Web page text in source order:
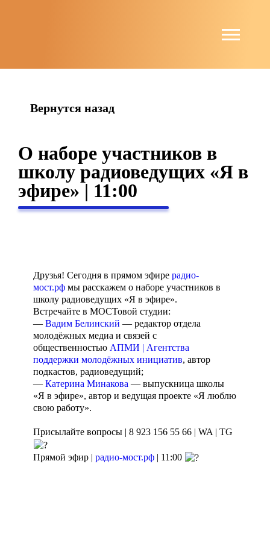
Вернутся назад
О наборе участников в
школу радиоведущих «Я в
эфире» | 11:00
Друзья! Сегодня в прямом эфире радио-
мост.рф мы расскажем о наборе участников в
школу радиоведущих «Я в эфире».
Встречайте в МОСТовой студии:
— Вадим Белинский — редактор отдела
молодёжных медиа и связей с
общественностью АПМИ | Агентства
поддержки молодёжных инициатив, автор
подкастов, радиоведущий;
— Катерина Минакова — выпускница школы
«Я в эфире», автор и ведущая проекте «Я люблю
свою работу».
Присылайте вопросы | 8 923 156 55 66 | WA | TG
Прямой эфир | радио-мост.рф | 11:00